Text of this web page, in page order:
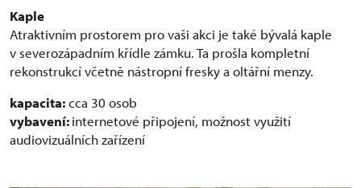
Kaple
Atraktivním prostorem pro vaši akci je také bývalá kaple
v severozápadním křídle zámku. Ta prošla kompletní
rekonstrukcí včetně nástropní fresky a oltářní menzy.
kapacita:cca 30 osob
vybavení:internetové připojení, možnost využití
audiovizuálních zařízení